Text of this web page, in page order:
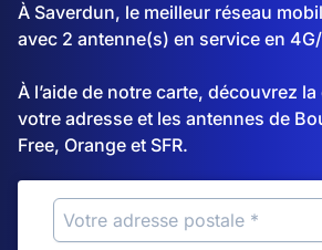
À Saverdun, le meilleur réseau
avec 2 antenne(s) en service en
À l’aide de notre carte, découvrez
votre adresse et les antennes de
Free, Orange et SFR.